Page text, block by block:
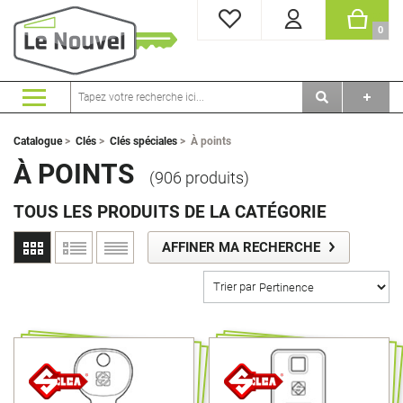
MES FAVORIS
0
Catalogue> Clés > Clés spéciales > À points
ABLOY
ABUS
À POINTS (906 produits)
TOUS LES PRODUITS DE LA CATÉGORIE
AFFINER MA RECHERCHE
Trier par